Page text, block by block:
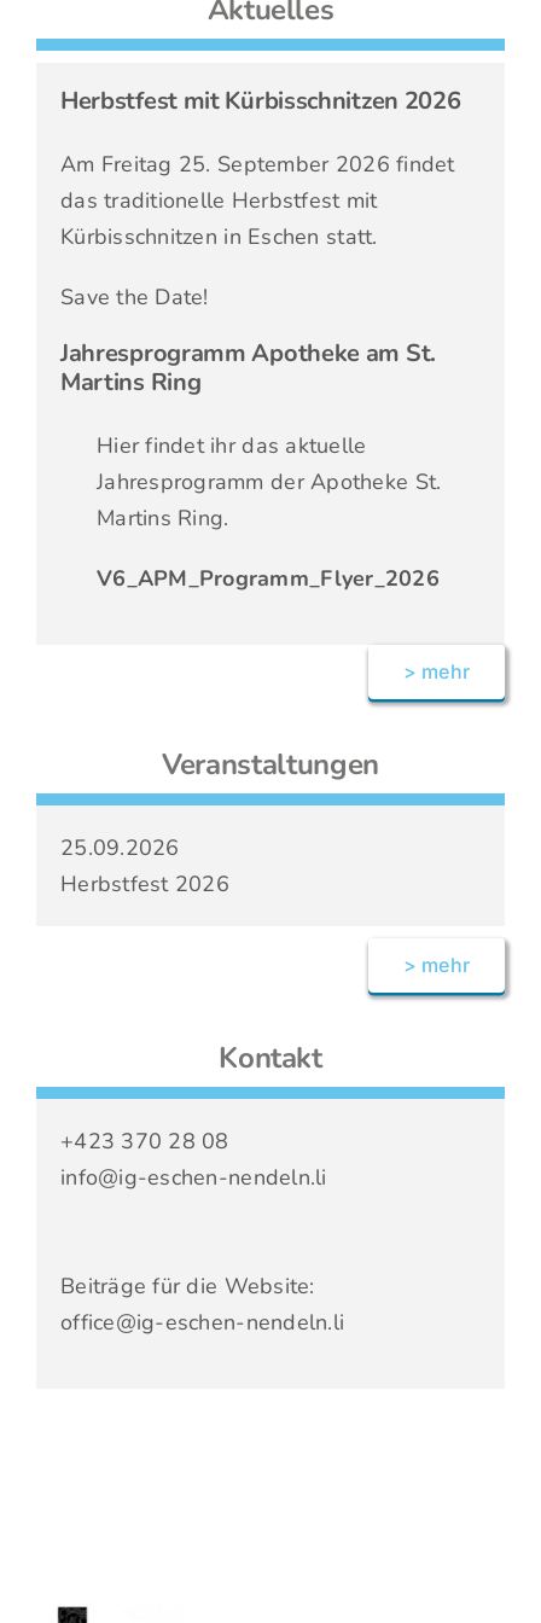
Fotos
Aktuelles
Herbstfest mit Kürbisschnitzen 2026
Am Freitag 25. September 2026 findet
das traditionelle Herbstfest mit
Kürbisschnitzen in Eschen statt.
Save the Date!
Jahresprogramm Apotheke am St.
Martins Ring
Hier findet ihr das aktuelle
Jahresprogramm der Apotheke St.
Martins Ring.
V6_APM_Programm_Flyer_2026
> mehr
Veranstaltungen
25.09.2026
Herbstfest 2026
> mehr
Kontakt
+423 370 28 08
info@ig-eschen-nendeln.li
Beiträge für die Website:
office@ig-eschen-nendeln.li